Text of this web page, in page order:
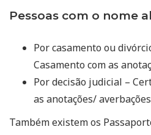
Pessoas com o nome
Por casamento ou
Casamento com as
Por decisão judicial –
as anotações/ averbações
Também existem os